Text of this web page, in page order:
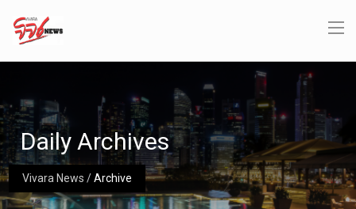
Vivara News /Archive
Daily Archives